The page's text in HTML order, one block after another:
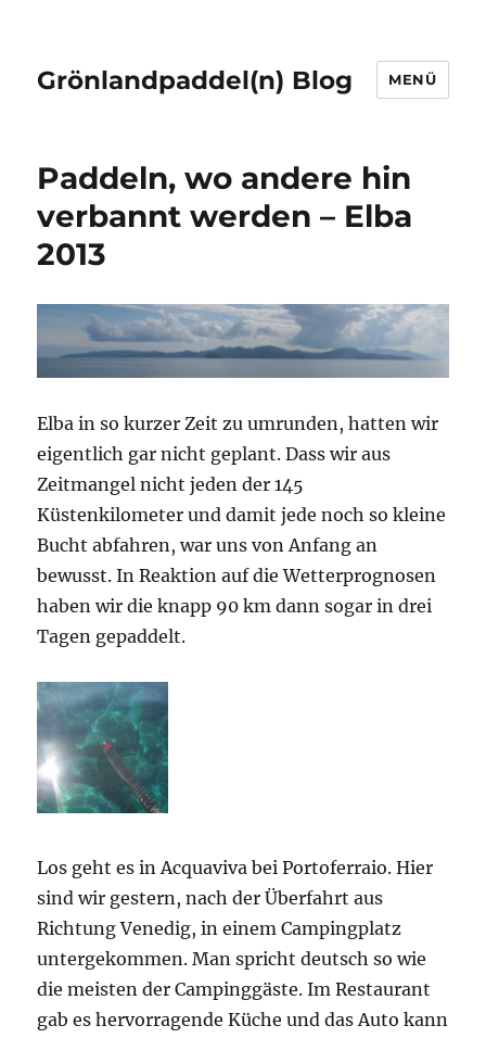
Grönlandpaddel(n) Blog MENÜ
Paddeln, wo andere hin
verbannt werden – Elba
2013
Elba in so kurzer Zeit zu umrunden, hatten wir
eigentlich gar nicht geplant. Dass wir aus
Zeitmangel nicht jeden der 145
Küstenkilometer und damit jede noch so kleine
Bucht abfahren, war uns von Anfang an
bewusst. In Reaktion auf die Wetterprognosen
haben wir die knapp 90 km dann sogar in drei
Tagen gepaddelt.
Los geht es in Acquaviva bei Portoferraio. Hier
sind wir gestern, nach der Überfahrt aus
Richtung Venedig, in einem Campingplatz
untergekommen. Man spricht deutsch so wie
die meisten der Campinggäste. Im Restaurant
gab es hervorragende Küche und das Auto kann